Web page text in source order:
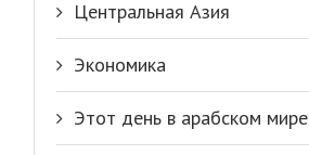
Центральная Азия
Экономика
Этот день в арабском мире